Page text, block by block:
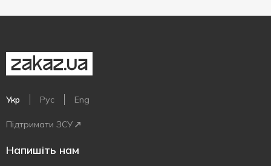
Укр Рус Eng
Підтримати ЗСУ
Напишіть нам